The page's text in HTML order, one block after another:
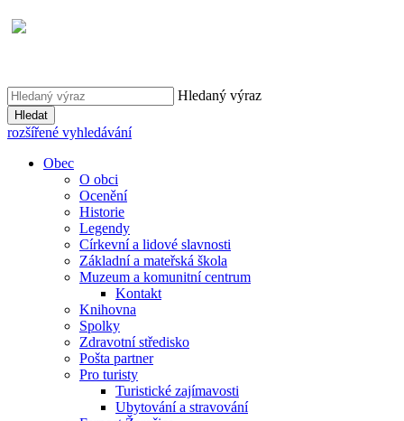
Hledaný výraz
Hledat
rozšířené vyhledávání
Obec
O obci
Ocenění
Historie
Legendy
Církevní a lidové slavnosti
Základní a mateřská škola
Muzeum a komunitní centrum
Kontakt
Knihovna
Spolky
Zdravotní středisko
Pošta partner
Pro turisty
Turistické zajímavosti
Ubytování a stravování